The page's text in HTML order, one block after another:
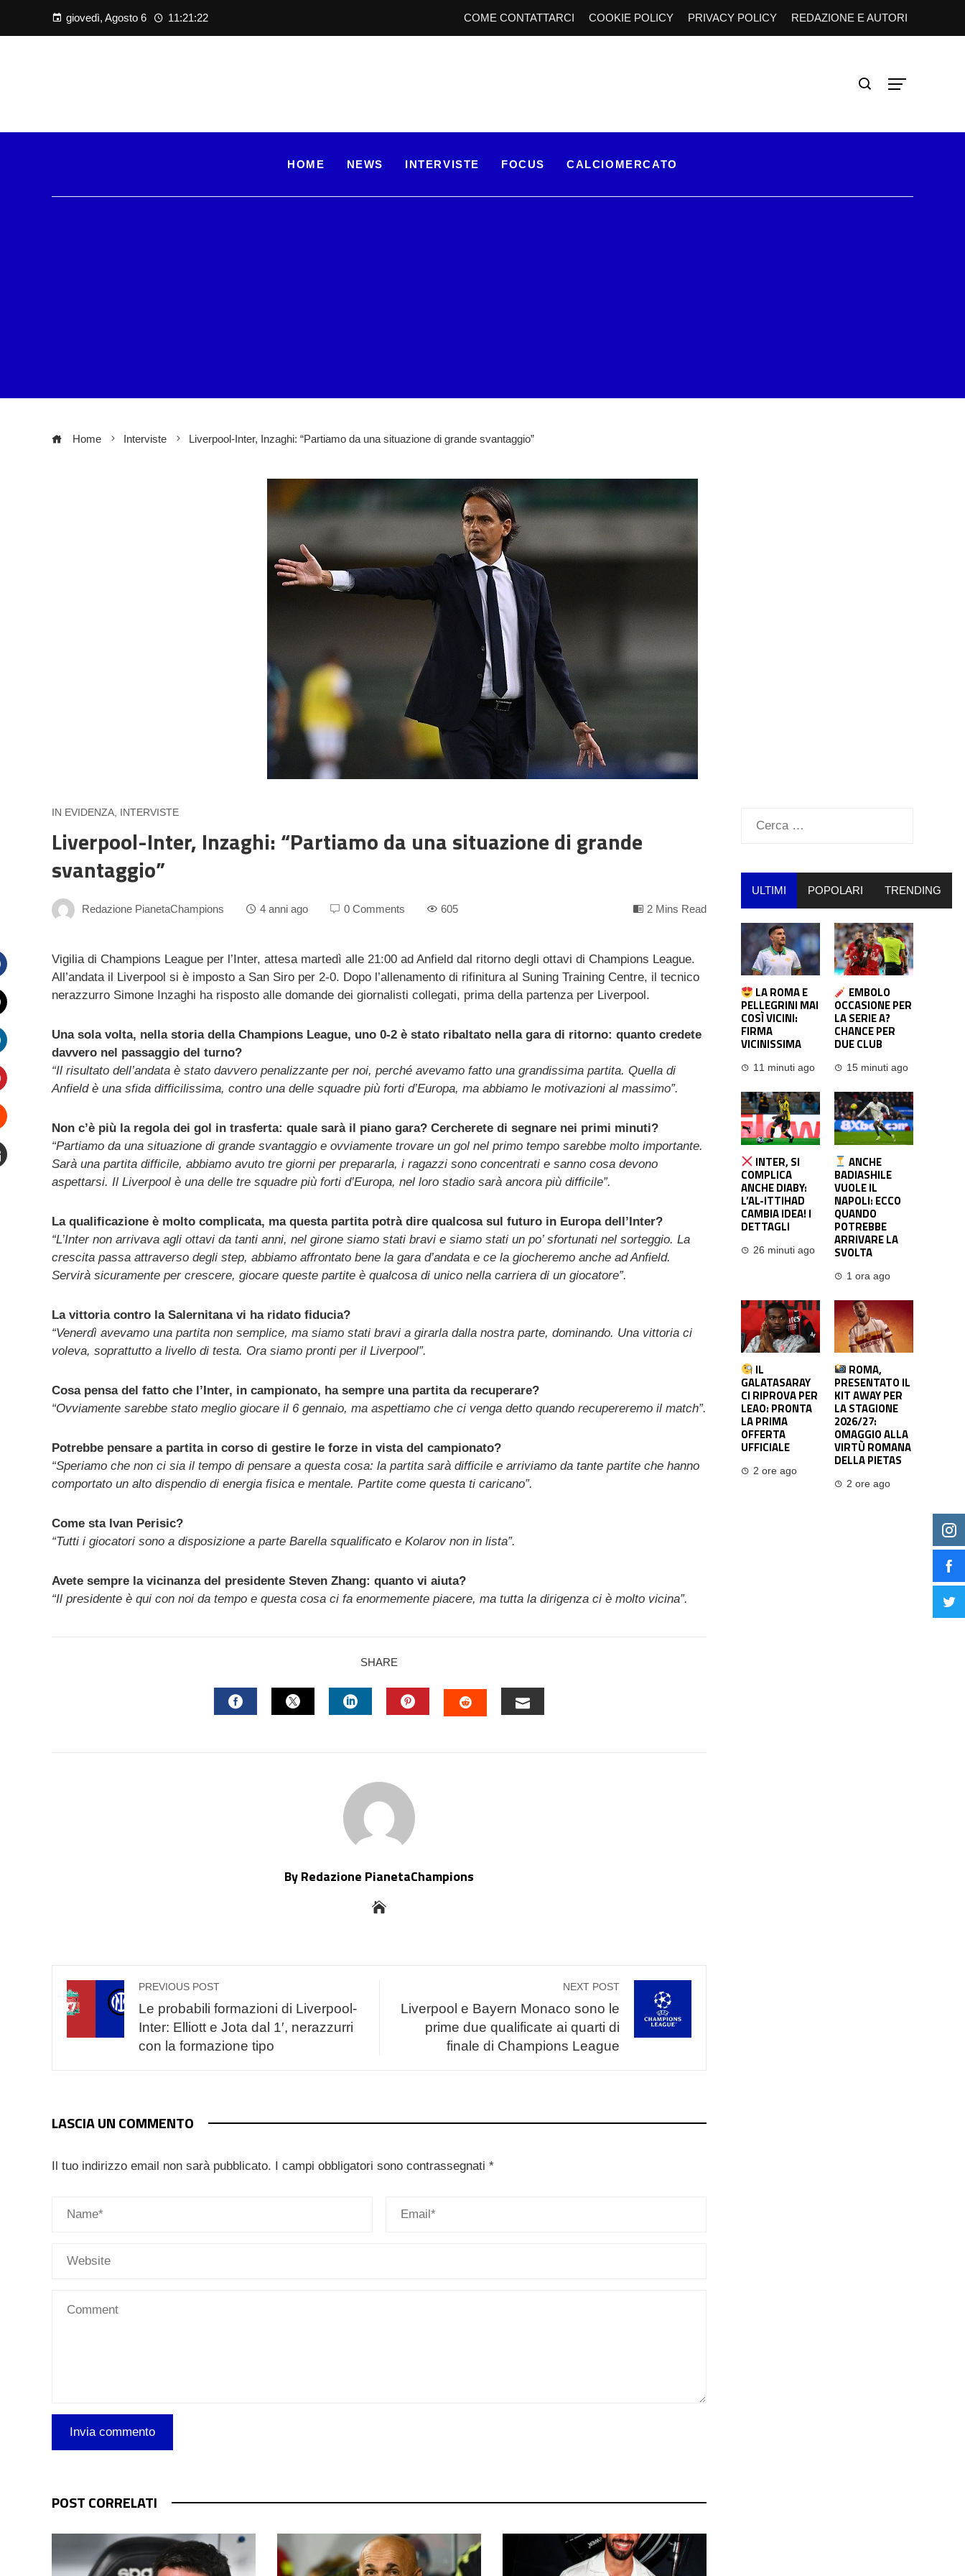
giovedì, Agosto 6 11:21:23 COME CONTATTARCI COOKIE POLICY PRIVACY POLICY REDAZIONE E AUTORI
HOME NEWS INTERVISTE FOCUS CALCIOMERCATO
Home Interviste Liverpool-Inter, Inzaghi: “Partiamo da una situazione di grande svantaggio”
IN EVIDENZA, INTERVISTE
Liverpool-Inter, Inzaghi: “Partiamo da una situazione di grande
svantaggio”
Redazione PianetaChampions 4 anni ago 0 Comments 605 2 Mins Read
Vigilia di Champions League per l’Inter, attesa martedì alle 21:00 ad Anfield dal ritorno degli ottavi di Champions League.
All’andata il Liverpool si è imposto a San Siro per 2-0. Dopo l’allenamento di rifinitura al Suning Training Centre, il tecnico
nerazzurro Simone Inzaghi ha risposto alle domande dei giornalisti collegati, prima della partenza per Liverpool.
Una sola volta, nella storia della Champions League, uno 0-2 è stato ribaltato nella gara di ritorno: quanto credete
davvero nel passaggio del turno?
“Il risultato dell’andata è stato davvero penalizzante per noi, perché avevamo fatto una grandissima partita. Quella di
Anfield è una sfida difficilissima, contro una delle squadre più forti d’Europa, ma abbiamo le motivazioni al massimo”.
Non c’è più la regola dei gol in trasferta: quale sarà il piano gara? Cercherete di segnare nei primi minuti?
“Partiamo da una situazione di grande svantaggio e ovviamente trovare un gol nel primo tempo sarebbe molto importante.
Sarà una partita difficile, abbiamo avuto tre giorni per prepararla, i ragazzi sono concentrati e sanno cosa devono
aspettarsi. Il Liverpool è una delle tre squadre più forti d’Europa, nel loro stadio sarà ancora più difficile”.
La qualificazione è molto complicata, ma questa partita potrà dire qualcosa sul futuro in Europa dell’Inter?
“L’Inter non arrivava agli ottavi da tanti anni, nel girone siamo stati bravi e siamo stati un po’ sfortunati nel sorteggio. La
crescita passa attraverso degli step, abbiamo affrontato bene la gara d’andata e ce la giocheremo anche ad Anfield.
Servirà sicuramente per crescere, giocare queste partite è qualcosa di unico nella carriera di un giocatore”.
La vittoria contro la Salernitana vi ha ridato fiducia?
“Venerdì avevamo una partita non semplice, ma siamo stati bravi a girarla dalla nostra parte, dominando. Una vittoria ci
voleva, soprattutto a livello di testa. Ora siamo pronti per il Liverpool”.
Cosa pensa del fatto che l’Inter, in campionato, ha sempre una partita da recuperare?
“Ovviamente sarebbe stato meglio giocare il 6 gennaio, ma aspettiamo che ci venga detto quando recupereremo il match”.
Potrebbe pensare a partita in corso di gestire le forze in vista del campionato?
“Speriamo che non ci sia il tempo di pensare a questa cosa: la partita sarà difficile e arriviamo da tante partite che hanno
comportato un alto dispendio di energia fisica e mentale. Partite come questa ti caricano”.
Come sta Ivan Perisic?
“Tutti i giocatori sono a disposizione a parte Barella squalificato e Kolarov non in lista”.
Avete sempre la vicinanza del presidente Steven Zhang: quanto vi aiuta?
“Il presidente è qui con noi da tempo e questa cosa ci fa enormemente piacere, ma tutta la dirigenza ci è molto vicina”.
SHARE
By Redazione PianetaChampions
PREVIOUS POST
Le probabili formazioni di Liverpool-
Inter: Elliott e Jota dal 1′, nerazzurri
con la formazione tipo
NEXT POST
Liverpool e Bayern Monaco sono le
prime due qualificate ai quarti di
finale di Champions League
LASCIA UN COMMENTO
Il tuo indirizzo email non sarà pubblicato. I campi obbligatori sono contrassegnati *
POST CORRELATI
Ricerca
ULTIMI POPOLARI TRENDING
LA ROMA E
PELLEGRINI MAI
COSÌ VICINI:
FIRMA
VICINISSIMA
11 minuti ago
EMBOLO
OCCASIONE PER
LA SERIE A?
CHANCE PER
DUE CLUB
15 minuti ago
INTER, SI
COMPLICA
ANCHE DIABY:
L’AL-ITTIHAD
CAMBIA IDEA! I
DETTAGLI
26 minuti ago
ANCHE
BADIASHILE
VUOLE IL
NAPOLI: ECCO
QUANDO
POTREBBE
ARRIVARE LA
SVOLTA
1 ora ago
IL
GALATASARAY
CI RIPROVA PER
LEAO: PRONTA
LA PRIMA
OFFERTA
UFFICIALE
2 ore ago
ROMA,
PRESENTATO IL
KIT AWAY PER
LA STAGIONE
2026/27:
OMAGGIO ALLA
VIRTÙ ROMANA
DELLA PIETAS
2 ore ago